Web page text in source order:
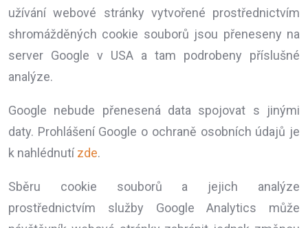
užívání webové stránky vytvořené prostřednictvím
shromážděných cookie souborů jsou přeneseny na
server Google v USA a tam podrobeny příslušné
analýze.
Google nebude přenesená data spojovat s jinými
daty. Prohlášení Google o ochraně osobních údajů je
k nahlédnutízde.
Sběru cookie souborů a jejich analýze
prostřednictvím služby Google Analytics může